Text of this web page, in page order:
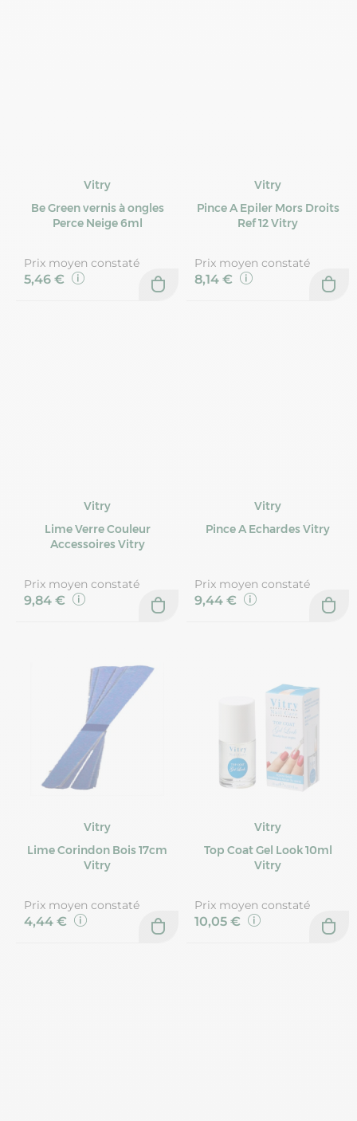
Vitry
Be Green vernis à ongles
Perce Neige 6ml
Prix moyen constaté
5,46 €
Vitry
Pince A Epiler Mors Droits
Ref 12 Vitry
Prix moyen constaté
8,14 €
Vitry
Lime Verre Couleur
Accessoires Vitry
Prix moyen constaté
9,84 €
Vitry
Pince A Echardes Vitry
Prix moyen constaté
9,44 €
Vitry
Lime Corindon Bois 17cm
Vitry
Prix moyen constaté
4,44 €
Vitry
Top Coat Gel Look 10ml
Vitry
Prix moyen constaté
10,05 €